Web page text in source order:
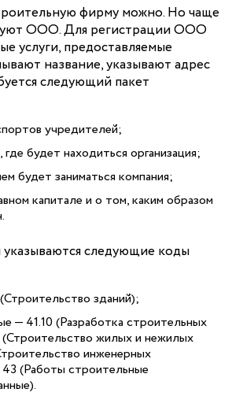
фирму можно. Но чаще
ООО. Для регистрации ООО
услуги, предоставляемые
название, указывают адрес
следующий пакет
учредителей;
будет находиться организация;
будет заниматься компания;
капитале и о том, каким образом
следующие коды
зданий);
— 41.10 (Разработка строительных
(Строительство жилых и нежилых
инженерных
(Работы строительные